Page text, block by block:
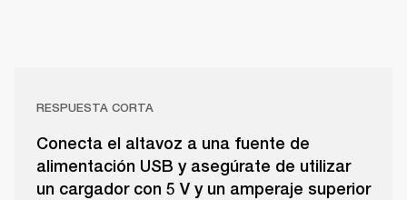
RESPUESTA CORTA
Conecta el altavoz a una fuente de
alimentación USB y asegúrate de utilizar
un cargador con 5 V y un amperaje superior